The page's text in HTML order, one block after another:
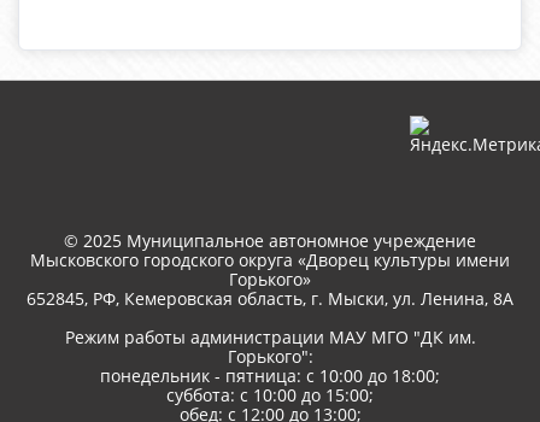
© 2025 Муниципальное автономное учреждение
Мысковского городского округа «Дворец культуры имени
Горького»
652845, РФ, Кемеровская область, г. Мыски, ул. Ленина, 8A
Режим работы администрации МАУ МГО "ДК им.
Горького":
понедельник - пятница: с 10:00 до 18:00;
суббота: с 10:00 до 15:00;
обед: с 12:00 до 13:00;